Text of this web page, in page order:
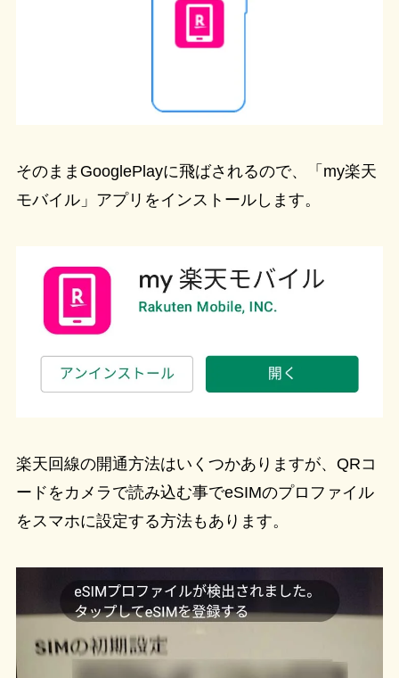
そのままGooglePlayに飛ばされるので、「my楽天
モバイル」アプリをインストールします。
楽天回線の開通方法はいくつかありますが、QRコ
ードをカメラで読み込む事でeSIMのプロファイル
をスマホに設定する方法もあります。